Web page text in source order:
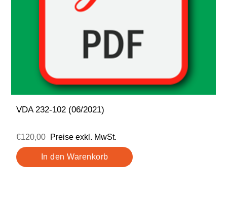
VDA 232-102 (06/2021)
€120,00 Preise exkl. MwSt.